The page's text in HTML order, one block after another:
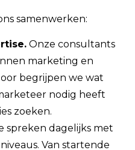
samenwerken:
Onze consultants
marketing en
begrijpen we wat
nodig heeft
zoeken.
spreken dagelijks met
Van startende